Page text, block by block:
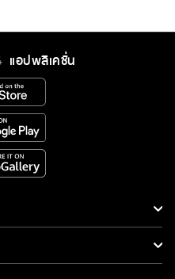
แอปพลิเคชั่น